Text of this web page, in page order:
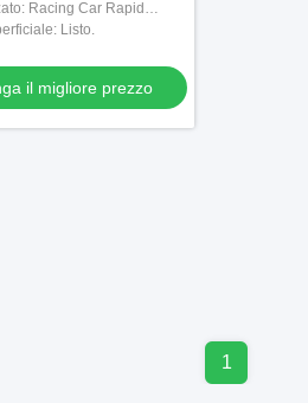
Racing Car Rapid
Listo.
il migliore prezzo
1